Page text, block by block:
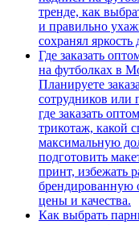
тренде, как
и правильно
сохранял яркость
Где заказать
на футболках в
Планируете
сотрудников или
где заказать
трикотаж, какой
максимальную
подготовить
принт, избежать
брендированную
цены и качества.
Как выбрать